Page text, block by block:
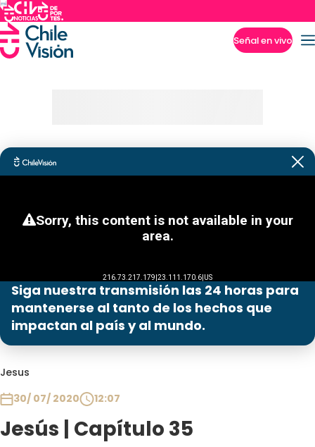
Señal en vivo
Siga nuestra transmisión las 24 horas para
mantenerse al tanto de los hechos que
impactan al país y al mundo.
Jesus
30/ 07/ 2020
12:07
Jesús | Capítulo 35
Programas
Contigo en Directo
Plan Perfecto
El Tiempo
Sabingo